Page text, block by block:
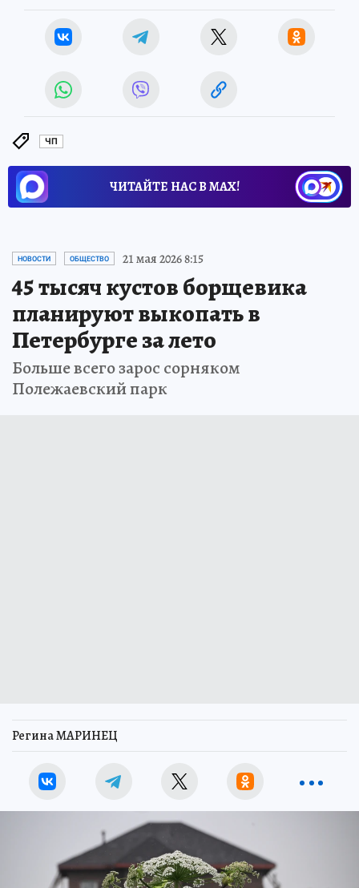
ЧП
ЧИТАЙТЕ НАС В МАХ!
НОВОСТИ ОБЩЕСТВО 21 мая 2026 8:15
45 тысяч кустов борщевика
планируют выкопать в
Петербурге за лето
Больше всего зарос сорняком
Полежаевский парк
Регина МАРИНЕЦ